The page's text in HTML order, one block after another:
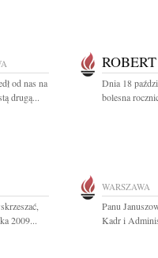
od nas na
drugą...
Dnia 18
bolesna
2009...
WARSZAWA
Panu
Kadr i